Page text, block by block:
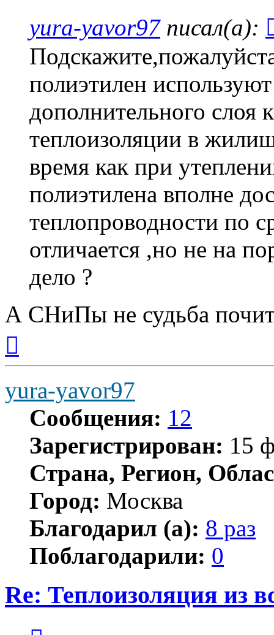
yura-yavor97писал(а):
полиэтилен
дополнительного слоя
теплоизоляции в
время как при
полиэтилена вполне
теплопроводности по
отличается ,но не на
дело ?
А СНиПы не судьба
началу
yura-yavor97
Сообщения: 12
Зарегистрирован: 15
Страна, Регион,
Город: Москва
Благодарил (а): 8 раз
Поблагодарили: 0
Re: Теплоизоляция из